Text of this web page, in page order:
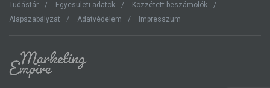
Tudástár Egyesületi adatok
Közzétett beszámolók
Alapszabályzat
Adatvédelem Impresszum